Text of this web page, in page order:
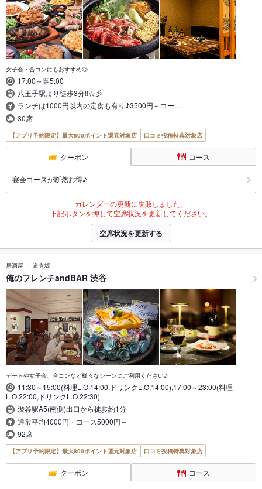
女子会・合コンにもおすすめ◎
17:00～翌5:00
八王子駅より徒歩3分!!☆彡
ランチは1000円以内の定食も有り♪3500円～コー…
30席
【アプリ予約限定】最大800ポイント還元対象店 口コミ投稿特典対象店
クーポン コース
宴会コースが断然お得♪
カレンダーの更新に失敗しました。
下記ボタンを押して空席状況を更新してください。
空席状況を更新する
居酒屋 道玄坂
俺のフレンチandBAR 渋谷
デートや女子会、合コンなど様々なシーンにご利用ください♪
11:30～15:00(料理L.O.14:00,ドリンクL.O.14:00),17:00～23:00(料理
L.O.22:00,ドリンクL.O.22:30)
渋谷駅A5(南側)出口から徒歩約1分
通常平均4000円・コース5000円～
92席
【アプリ予約限定】最大800ポイント還元対象店 口コミ投稿特典対象店
クーポン コース